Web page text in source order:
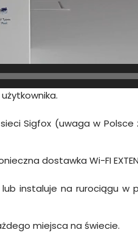
Sigfox (uwaga w Polsce
dostawka Wi-FI
lub instaluje na rurociągu
miejsca na świecie.